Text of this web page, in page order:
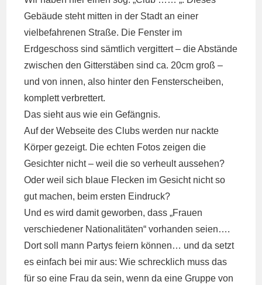
Gebäude steht mitten in der Stadt an einer
vielbefahrenen Straße. Die Fenster im
Erdgeschoss sind sämtlich vergittert – die Abstände
zwischen den Gitterstäben sind ca. 20cm groß –
und von innen, also hinter den Fensterscheiben,
komplett verbrettert.
Das sieht aus wie ein Gefängnis.
Auf der Webseite des Clubs werden nur nackte
Körper gezeigt. Die echten Fotos zeigen die
Gesichter nicht – weil die so verheult aussehen?
Oder weil sich blaue Flecken im Gesicht nicht so
gut machen, beim ersten Eindruck?
Und es wird damit geworben, dass „Frauen
verschiedener Nationalitäten“ vorhanden seien….
Dort soll mann Partys feiern können… und da setzt
es einfach bei mir aus: Wie schrecklich muss das
für so eine Frau da sein, wenn da eine Gruppe von